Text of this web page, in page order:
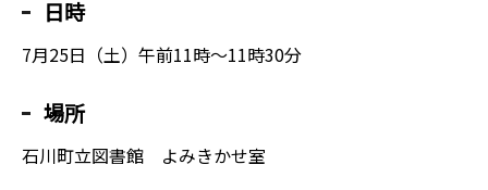
日時
7月25日（土）午前11時～11時30分
場所
石川町立図書館 よみきかせ室